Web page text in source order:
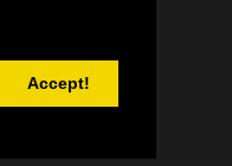
Accept!